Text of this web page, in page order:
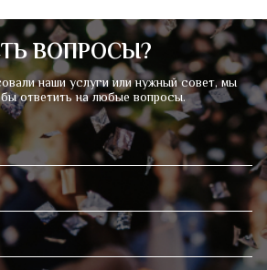
ВОПРОСЫ?
наши услуги или нужный совет, мы
ответить на любые вопросы.